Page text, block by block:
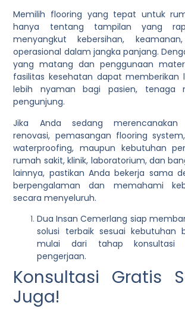
Memilih flooring yang tepat untuk
hanya tentang tampilan yang
menyangkut kebersihan,
operasional dalam jangka panjang.
yang matang dan penggunaan
fasilitas kesehatan dapat memberikan
lebih nyaman bagi pasien, tenaga
pengunjung.
Jika Anda sedang merencanakan
renovasi, pemasangan flooring
waterproofing, maupun kebutuhan
rumah sakit, klinik, laboratorium, dan
lainnya, pastikan Anda bekerja sama
berpengalaman dan memahami
secara menyeluruh.
Dua Insan Cemerlang siap
solusi terbaik sesuai kebutuhan
mulai dari tahap konsultasi
pengerjaan.
Konsultasi Gratis
Juga!